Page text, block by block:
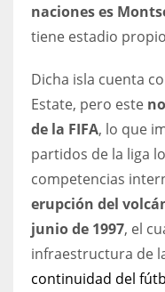
NE
16
OAK
19
NYG
naciones es
tiene estadio
Dicha isla cuenta
Estate, pero este
de la FIFA, lo que
partidos de la liga
competencias
erupción del
junio de 1997, el
infraestructura de
continuidad del